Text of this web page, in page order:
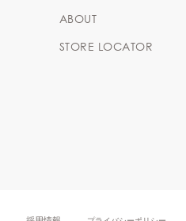
ABOUT
STORE LOCATOR